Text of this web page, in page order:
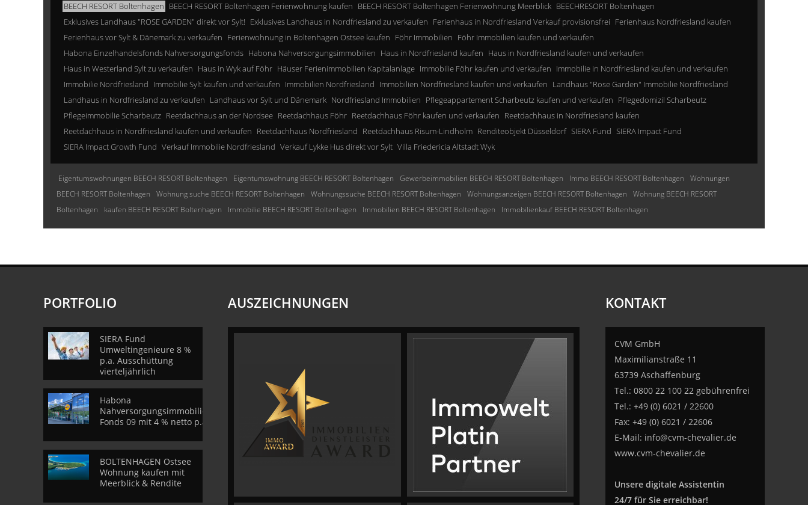
BEECH RESORT Boltenhagen BEECH RESORT Boltenhagen Ferienwohnung kaufen BEECH RESORT Boltenhagen Ferienwohnung Meerblick BEECHRESORT Boltenhagen
Exklusives Landhaus "ROSE GARDEN" direkt vor Sylt! Exklusives Landhaus in Nordfriesland zu verkaufen Ferienhaus in Nordfriesland Verkauf provisionsfrei Ferienhaus Nordfriesland kaufen
Ferienhaus vor Sylt & Dänemark zu verkaufen Ferienwohnung in Boltenhagen Ostsee kaufen Föhr Immobilien Föhr Immobilien kaufen und verkaufen
Habona Einzelhandelsfonds Nahversorgungsfonds Habona Nahversorgungsimmobilien Haus in Nordfriesland kaufen Haus in Nordfriesland kaufen und verkaufen
Haus in Westerland Sylt zu verkaufen Haus in Wyk auf Föhr Häuser Ferienimmobilien Kapitalanlage Immobilie Föhr kaufen und verkaufen Immobilie in Nordfriesland kaufen und verkaufen
Immobilie Nordfriesland Immobilie Sylt kaufen und verkaufen Immobilien Nordfriesland Immobilien Nordfriesland kaufen und verkaufen Landhaus "Rose Garden" Immobilie Nordfriesland
Landhaus in Nordfriesland zu verkaufen Landhaus vor Sylt und Dänemark Nordfriesland Immobilien Pflegeappartement Scharbeutz kaufen und verkaufen Pflegedomizil Scharbeutz
Pflegeimmobilie Scharbeutz Reetdachhaus an der Nordsee Reetdachhaus Föhr Reetdachhaus Föhr kaufen und verkaufen Reetdachhaus in Nordfriesland kaufen
Reetdachhaus in Nordfriesland kaufen und verkaufen Reetdachhaus Nordfriesland Reetdachhaus Risum-Lindholm Renditeobjekt Düsseldorf SIERA Fund SIERA Impact Fund
SIERA Impact Growth Fund Verkauf Immobilie Nordfriesland Verkauf Lykke Hus direkt vor Sylt Villa Friedericia Altstadt Wyk
Eigentumswohnungen BEECH RESORT Boltenhagen Eigentumswohnung BEECH RESORT Boltenhagen Gewerbeimmobilien BEECH RESORT Boltenhagen Immo BEECH RESORT Boltenhagen
Wohnungen
BEECH RESORT Boltenhagen
Wohnung suche BEECH RESORT Boltenhagen Wohnungssuche BEECH RESORT Boltenhagen Wohnungsanzeigen BEECH RESORT Boltenhagen
Wohnung BEECH RESORT
Boltenhagen
kaufen BEECH RESORT Boltenhagen Immobilie BEECH RESORT Boltenhagen Immobilien BEECH RESORT Boltenhagen Immobilienkauf BEECH RESORT Boltenhagen
PORTFOLIO
SIERA Fund
Umweltingenieure 8 %
p.a. Ausschüttung
vierteljährlich
Habona
Nahversorgungsimmobilien
Fonds 09 mit 4 % netto p.a.
BOLTENHAGEN Ostsee
Wohnung kaufen mit
Meerblick & Rendite
AUSZEICHNUNGEN KONTAKT
CVM GmbH
Maximilianstraße 11
63739 Aschaffenburg
Tel.: 0800 22 100 22 gebührenfrei
Tel.: +49 (0) 6021 / 22600
Fax: +49 (0) 6021 / 22606
E-Mail: info@cvm-chevalier.de
www.cvm-chevalier.de
Unsere digitale Assistentin
24/7 für Sie erreichbar!